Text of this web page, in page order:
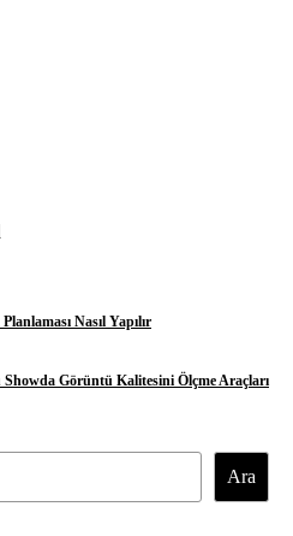
Nasıl Yapılır
Görüntü Kalitesini Ölçme Araçları
Ara